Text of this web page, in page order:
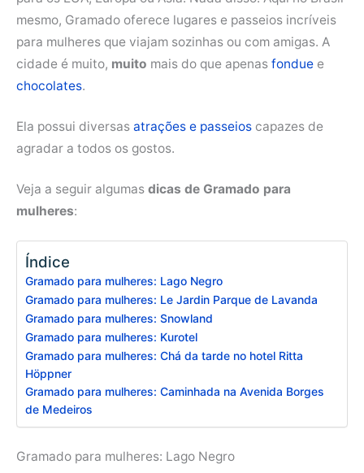
mesmo, Gramado oferece lugares e passeios incríveis
para mulheres que viajam sozinhas ou com amigas. A
cidade é muito, muito mais do que apenas fondue e
chocolates.
Ela possui diversas atrações e passeios capazes de
agradar a todos os gostos.
Veja a seguir algumas dicas de Gramado para
mulheres:
Índice
Gramado para mulheres: Lago Negro
Gramado para mulheres: Le Jardin Parque de Lavanda
Gramado para mulheres: Snowland
Gramado para mulheres: Kurotel
Gramado para mulheres: Chá da tarde no hotel Ritta
Höppner
Gramado para mulheres: Caminhada na Avenida Borges
de Medeiros
Gramado para mulheres: Lago Negro